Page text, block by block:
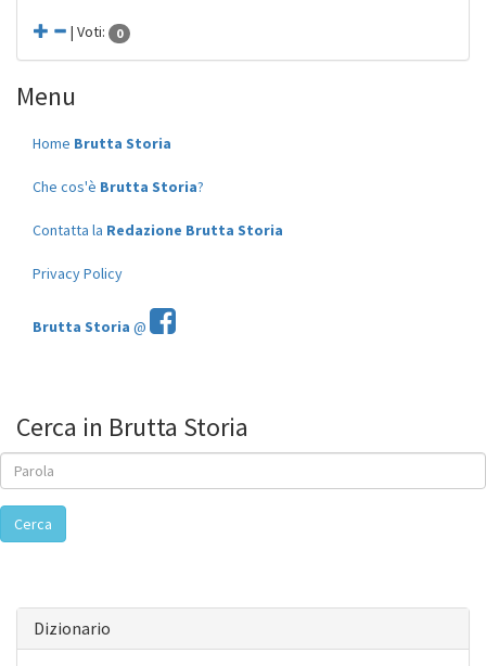
| Voti: 0
Menu
Home Brutta Storia
Che cos'è Brutta Storia?
Contatta la Redazione Brutta Storia
Privacy Policy
Brutta Storia @
Cerca in Brutta Storia
Cerca
Dizionario